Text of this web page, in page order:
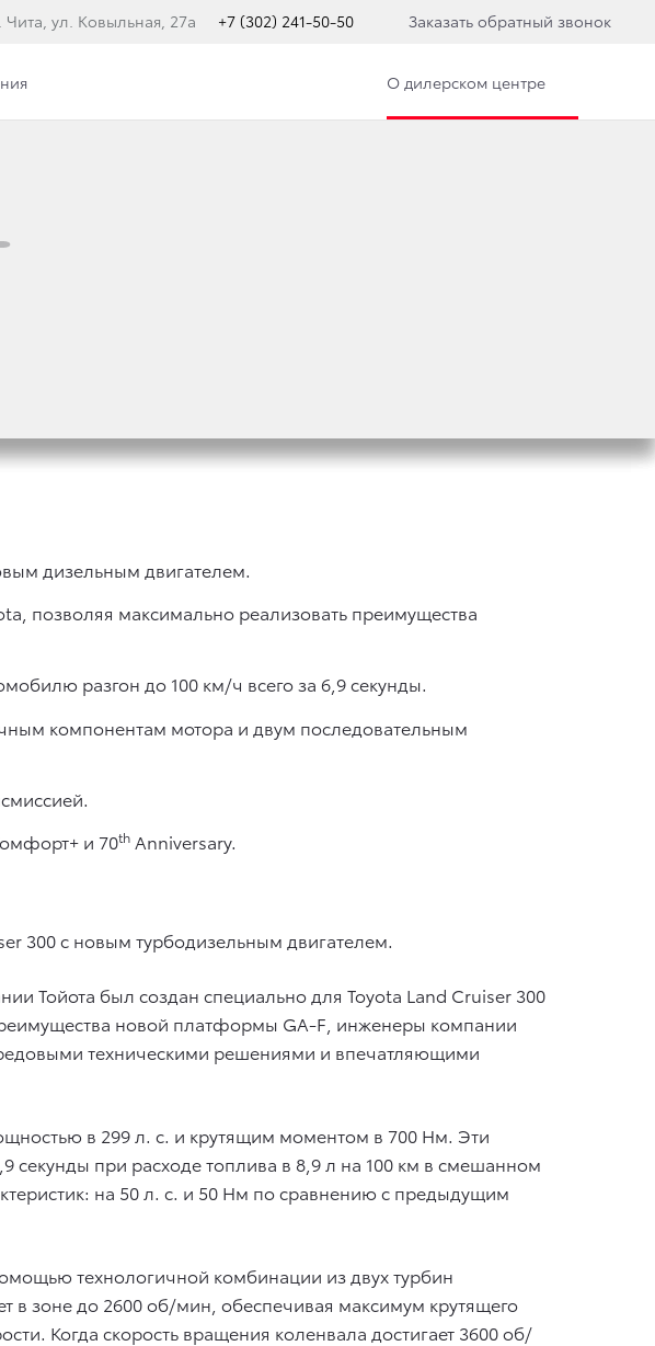
Чита, ул. Ковыльная, 27а +7 (302) 241-50-50 Заказать обратный звонок
О дилерском центре
300
дизельным двигателем.
позволяя максимально реализовать преимущества
разгон до 100 км/ч всего за 6,9 секунды.
компонентам мотора и двум последовательным
и 70th Anniversary.
300 с новым турбодизельным двигателем.
Тойота был создан специально для Toyota Land Cruiser 300
новой платформы GA-F, инженеры компании
техническими решениями и впечатляющими
в 299 л. с. и крутящим моментом в 700 Нм. Эти
секунды при расходе топлива в 8,9 л на 100 км в смешанном
на 50 л. с. и 50 Нм по сравнению с предыдущим
технологичной комбинации из двух турбин
в зоне до 2600 об/мин, обеспечивая максимум крутящего
Когда скорость вращения коленвала достигает 3600 об/